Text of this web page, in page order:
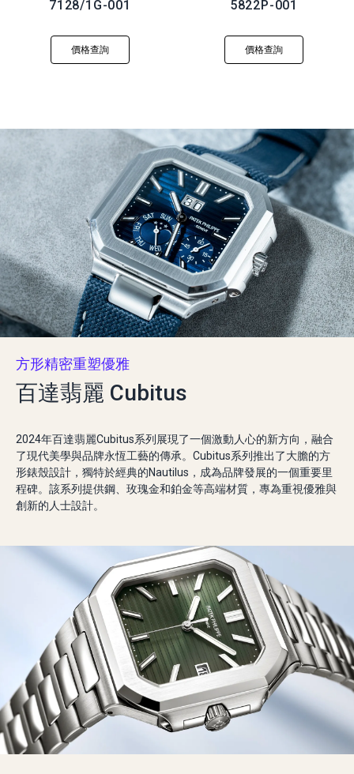
7128/1G-001
價格查詢
5822P-001
價格查詢
方形精密重塑優雅
百達翡麗 Cubitus
2024年百達翡麗Cubitus系列展現了一個激動人心的新方向，融合
了現代美學與品牌永恆工藝的傳承。Cubitus系列推出了大膽的方
形錶殼設計，獨特於經典的Nautilus，成為品牌發展的一個重要里
程碑。該系列提供鋼、玫瑰金和鉑金等高端材質，專為重視優雅與
創新的人士設計。